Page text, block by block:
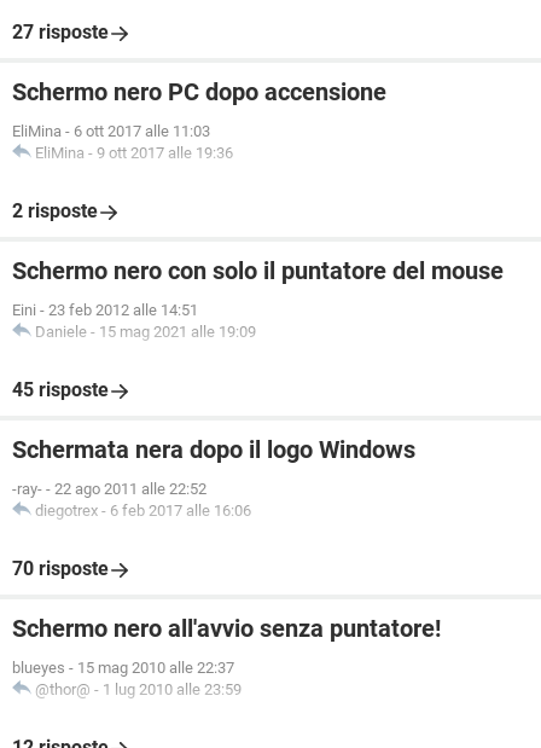
27 risposte
Schermo nero PC dopo accensione
EliMina - 6 ott 2017 alle 11:03
EliMina - 9 ott 2017 alle 19:36
2 risposte
Schermo nero con solo il puntatore del mouse
Eini - 23 feb 2012 alle 14:51
Daniele - 15 mag 2021 alle 19:09
45 risposte
Schermata nera dopo il logo Windows
-ray- - 22 ago 2011 alle 22:52
diegotrex - 6 feb 2017 alle 16:06
70 risposte
Schermo nero all'avvio senza puntatore!
blueyes - 15 mag 2010 alle 22:37
@thor@ - 1 lug 2010 alle 23:59